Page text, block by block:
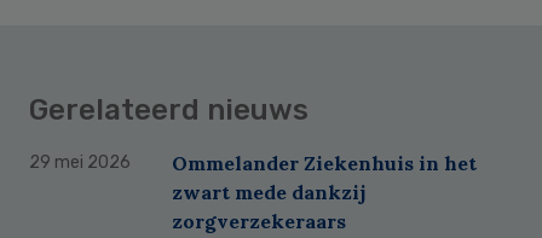
Gerelateerd nieuws
29 mei 2026
Ommelander Ziekenhuis in het
zwart mede dankzij
zorgverzekeraars